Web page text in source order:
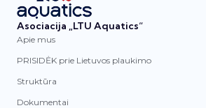
Asociacija „LTU Aquatics“
Apie mus
PRISIDĖK prie Lietuvos plaukimo
Struktūra
Dokumentai